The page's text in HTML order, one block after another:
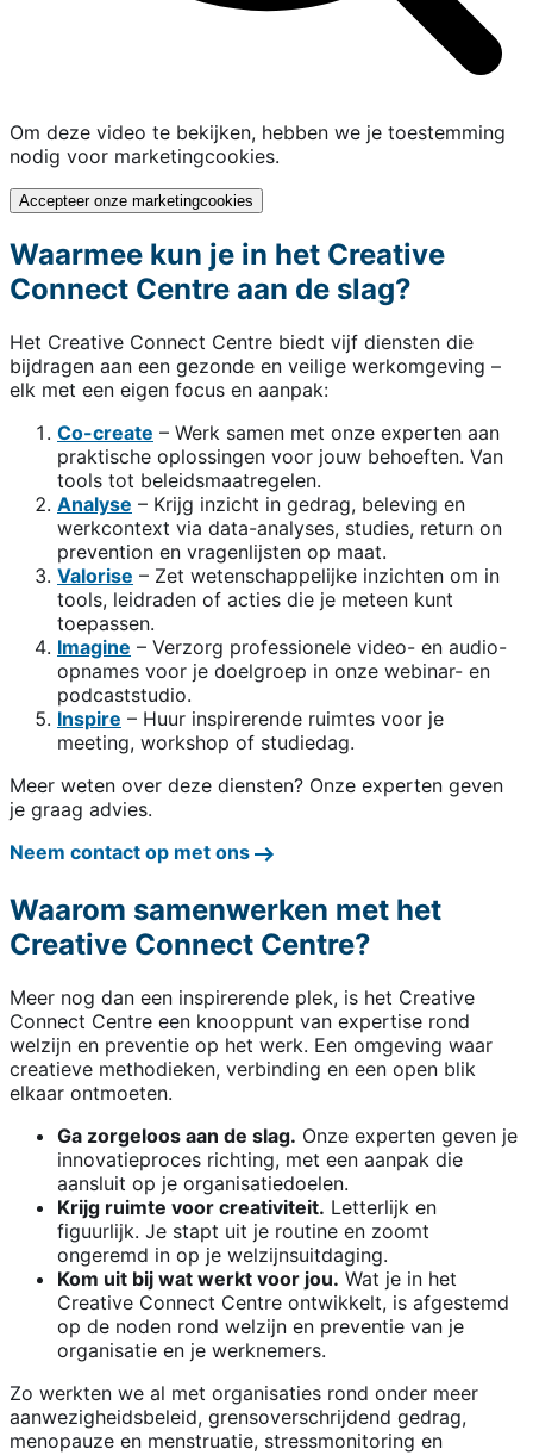
Om deze video te bekijken, hebben we je toestemming
nodig voor marketingcookies.
Accepteer onze marketingcookies
Waarmee kun je in het Creative
Connect Centre aan de slag?
Het Creative Connect Centre biedt vijf diensten die
bijdragen aan een gezonde en veilige werkomgeving –
elk met een eigen focus en aanpak:
Co-create – Werk samen met onze experten aan
praktische oplossingen voor jouw behoeften. Van
tools tot beleidsmaatregelen.
Analyse – Krijg inzicht in gedrag, beleving en
werkcontext via data-analyses, studies, return on
prevention en vragenlijsten op maat.
Valorise – Zet wetenschappelijke inzichten om in
tools, leidraden of acties die je meteen kunt
toepassen.
Imagine – Verzorg professionele video- en audio-
opnames voor je doelgroep in onze webinar- en
podcaststudio.
Inspire – Huur inspirerende ruimtes voor je
meeting, workshop of studiedag.
Meer weten over deze diensten? Onze experten geven
je graag advies.
Neem contact op met ons
Waarom samenwerken met het
Creative Connect Centre?
Meer nog dan een inspirerende plek, is het Creative
Connect Centre een knooppunt van expertise rond
welzijn en preventie op het werk. Een omgeving waar
creatieve methodieken, verbinding en een open blik
elkaar ontmoeten.
Ga zorgeloos aan de slag. Onze experten geven je
innovatieproces richting, met een aanpak die
aansluit op je organisatiedoelen.
Krijg ruimte voor creativiteit. Letterlijk en
figuurlijk. Je stapt uit je routine en zoomt
ongeremd in op je welzijnsuitdaging.
Kom uit bij wat werkt voor jou. Wat je in het
Creative Connect Centre ontwikkelt, is afgestemd
op de noden rond welzijn en preventie van je
organisatie en je werknemers.
Zo werkten we al met organisaties rond onder meer
aanwezigheidsbeleid, grensoverschrijdend gedrag,
menopauze en menstruatie, stressmonitoring en